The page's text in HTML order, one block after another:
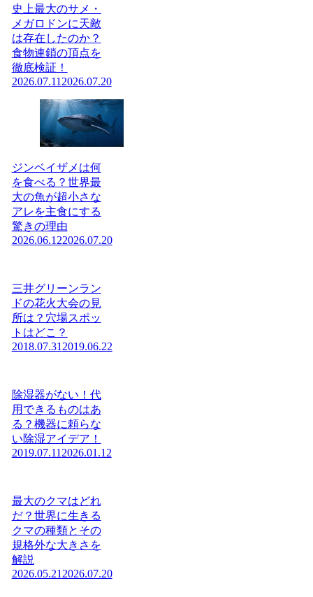
史上最大のサメ・
メガロドンに天敵
は存在したのか？
食物連鎖の頂点を
徹底検証！
2026.07.11 2026.07.20
ジンベイザメは何
を食べる？世界最
大の魚が超小さな
アレを主食にする
驚きの理由
2026.06.122026.07.20
三井グリーンラン
ドの花火大会の見
所は？穴場スポッ
トはどこ？
2018.07.31 2019.06.22
除湿器がない！代
用できるものはあ
る？機器に頼らな
い除湿アイデア！
2019.07.11 2026.01.12
最大のクマはどれ
だ？世界に生きる
クマの種類とその
規格外な大きさを
解説
2026.05.21 2026.07.20